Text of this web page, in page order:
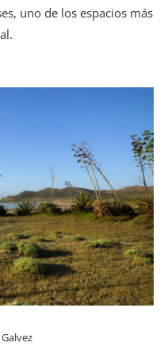
uno de los espacios más